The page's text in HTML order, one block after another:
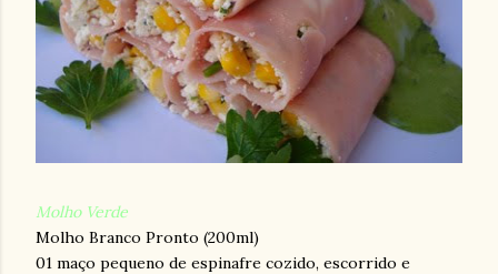
Molho Verde
Molho Branco Pronto (200ml)
01 maço pequeno de espinafre cozido, escorrido e